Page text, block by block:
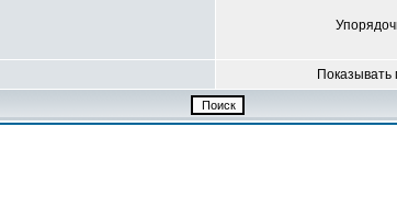
Показывать